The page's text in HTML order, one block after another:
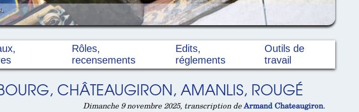
Rôles,
recensements
Edits,
réglements
Outils de
travail
CHÂTEAUGIRON, AMANLIS, ROUGÉ
Dimanche 9 novembre 2025, transcription deArmand Chateaugiron.